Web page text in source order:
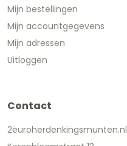
Mijn bestellingen
Mijn accountgegevens
Mijn adressen
Uitloggen
Contact
2euroherdenkingsmunten.nl